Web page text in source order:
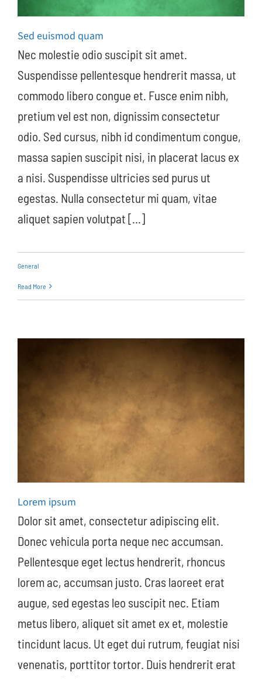
Sed euismod quam
Nec molestie odio suscipit sit amet.
Suspendisse pellentesque hendrerit massa, ut
commodo libero congue et. Fusce enim nibh,
pretium vel est non, dignissim consectetur
odio. Sed cursus, nibh id condimentum congue,
massa sapien suscipit nisi, in placerat lacus ex
a nisi. Suspendisse ultricies sed purus ut
egestas. Nulla consectetur mi quam, vitae
aliquet sapien volutpat [...]
General
Read More
Lorem ipsum
Dolor sit amet, consectetur adipiscing elit.
Donec vehicula porta neque nec accumsan.
Pellentesque eget lectus hendrerit, rhoncus
lorem ac, accumsan justo. Cras laoreet erat
augue, sed egestas leo suscipit nec. Etiam
metus libero, aliquet sit amet ex et, molestie
tincidunt lacus. Ut eget dui rutrum, feugiat nisi
venenatis, porttitor tortor. Duis hendrerit erat